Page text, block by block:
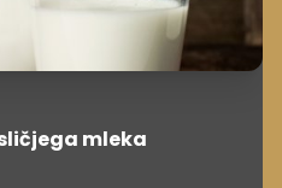
mleka